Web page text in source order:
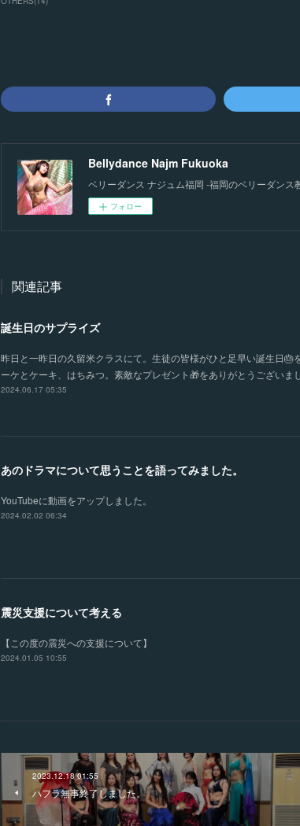
Bellydance Najm Fukuoka
ベリーダンス ナジュム福岡 -福岡のベリーダンス
フォロー
関連記事
誕生日のサプライズ
昨日と一昨日の久留米クラスにて。生徒の皆様がひと足早い誕生日
ーケとケーキ、はちみつ。素敵なプレゼント🎁をありがとうござい
2024.06.17 05:35
あのドラマについて思うことを語ってみました。
YouTubeに動画をアップしました。
2024.02.02 06:34
震災支援について考える
【この度の震災への支援について】
2024.01.05 10:55
2023.12.18 01:55
ハフラ無事終了しました。